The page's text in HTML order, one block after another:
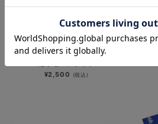
¥2,500 (税込)